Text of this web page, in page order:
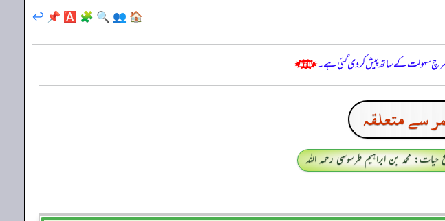
🏠
👥
🔍
🧩
🅰️
📌
↩️
سرچ سہولت کے ساتھ پیش کر دی گئی ہے۔
سے متعلقہ
حیات: محمد بن ابراہیم طرسوسی رحمہ اللہ